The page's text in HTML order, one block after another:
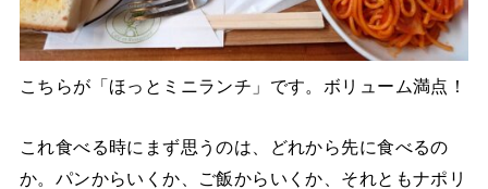
こちらが「ほっとミニランチ」です。ボリューム満点！
これ食べる時にまず思うのは、どれから先に食べるの
か。パンからいくか、ご飯からいくか、それともナポリ